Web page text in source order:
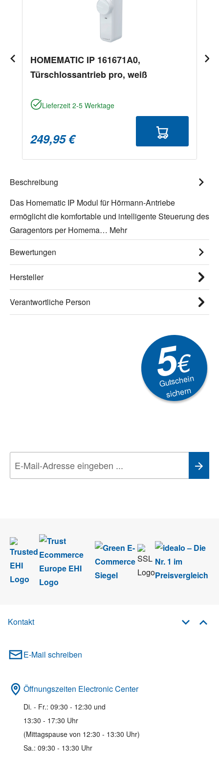
HOMEMATIC IP 161671A0,
Türschlossantrieb pro, weiß
Lieferzeit 2-5 Werktage
249,95 €
Beschreibung
Das Homematic IP Modul für Hörmann-Antriebe
ermöglicht die komfortable und intelligente Steuerung des
Garagentors per Homema… Mehr
Bewertungen
Hersteller
Verantwortliche Person
5€
Gutschein
sichern
Kontakt
E-Mail schreiben
Öffnungszeiten Electronic Center
Di. - Fr.: 09:30 - 12:30 und
13:30 - 17:30 Uhr
(Mittagspause von 12:30 - 13:30 Uhr)
Sa.: 09:30 - 13:30 Uhr